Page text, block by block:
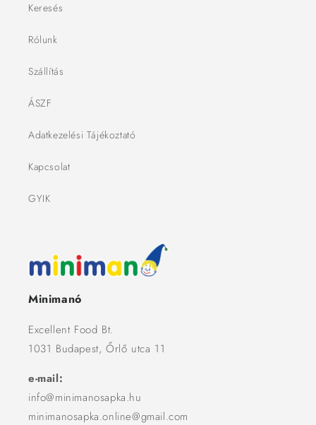
Keresés
Rólunk
Szállítás
ÁSZF
Adatkezelési Tájékoztató
Kapcsolat
GYIK
Minimanó
Excellent Food Bt.
1031 Budapest, Őrlő utca 11
e-mail:
info@minimanosapka.hu
minimanosapka.online@gmail.com